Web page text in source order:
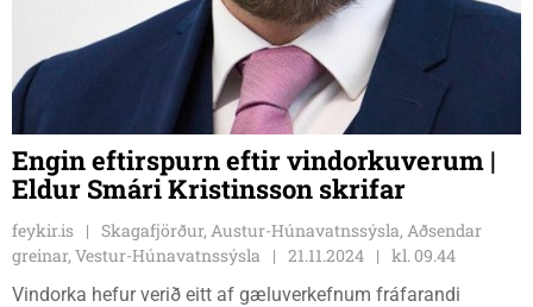
Engin eftirspurn eftir vindorkuverum |
Eldur Smári Kristinsson skrifar
feykir.is
Skagafjörður, Austur-Húnavatnssýsla, Aðsendar
greinar, Vestur-Húnavatnssýsla
21.11.2024
kl. 09.44
Vindorka hefur verið eitt af gæluverkefnum fráfarandi